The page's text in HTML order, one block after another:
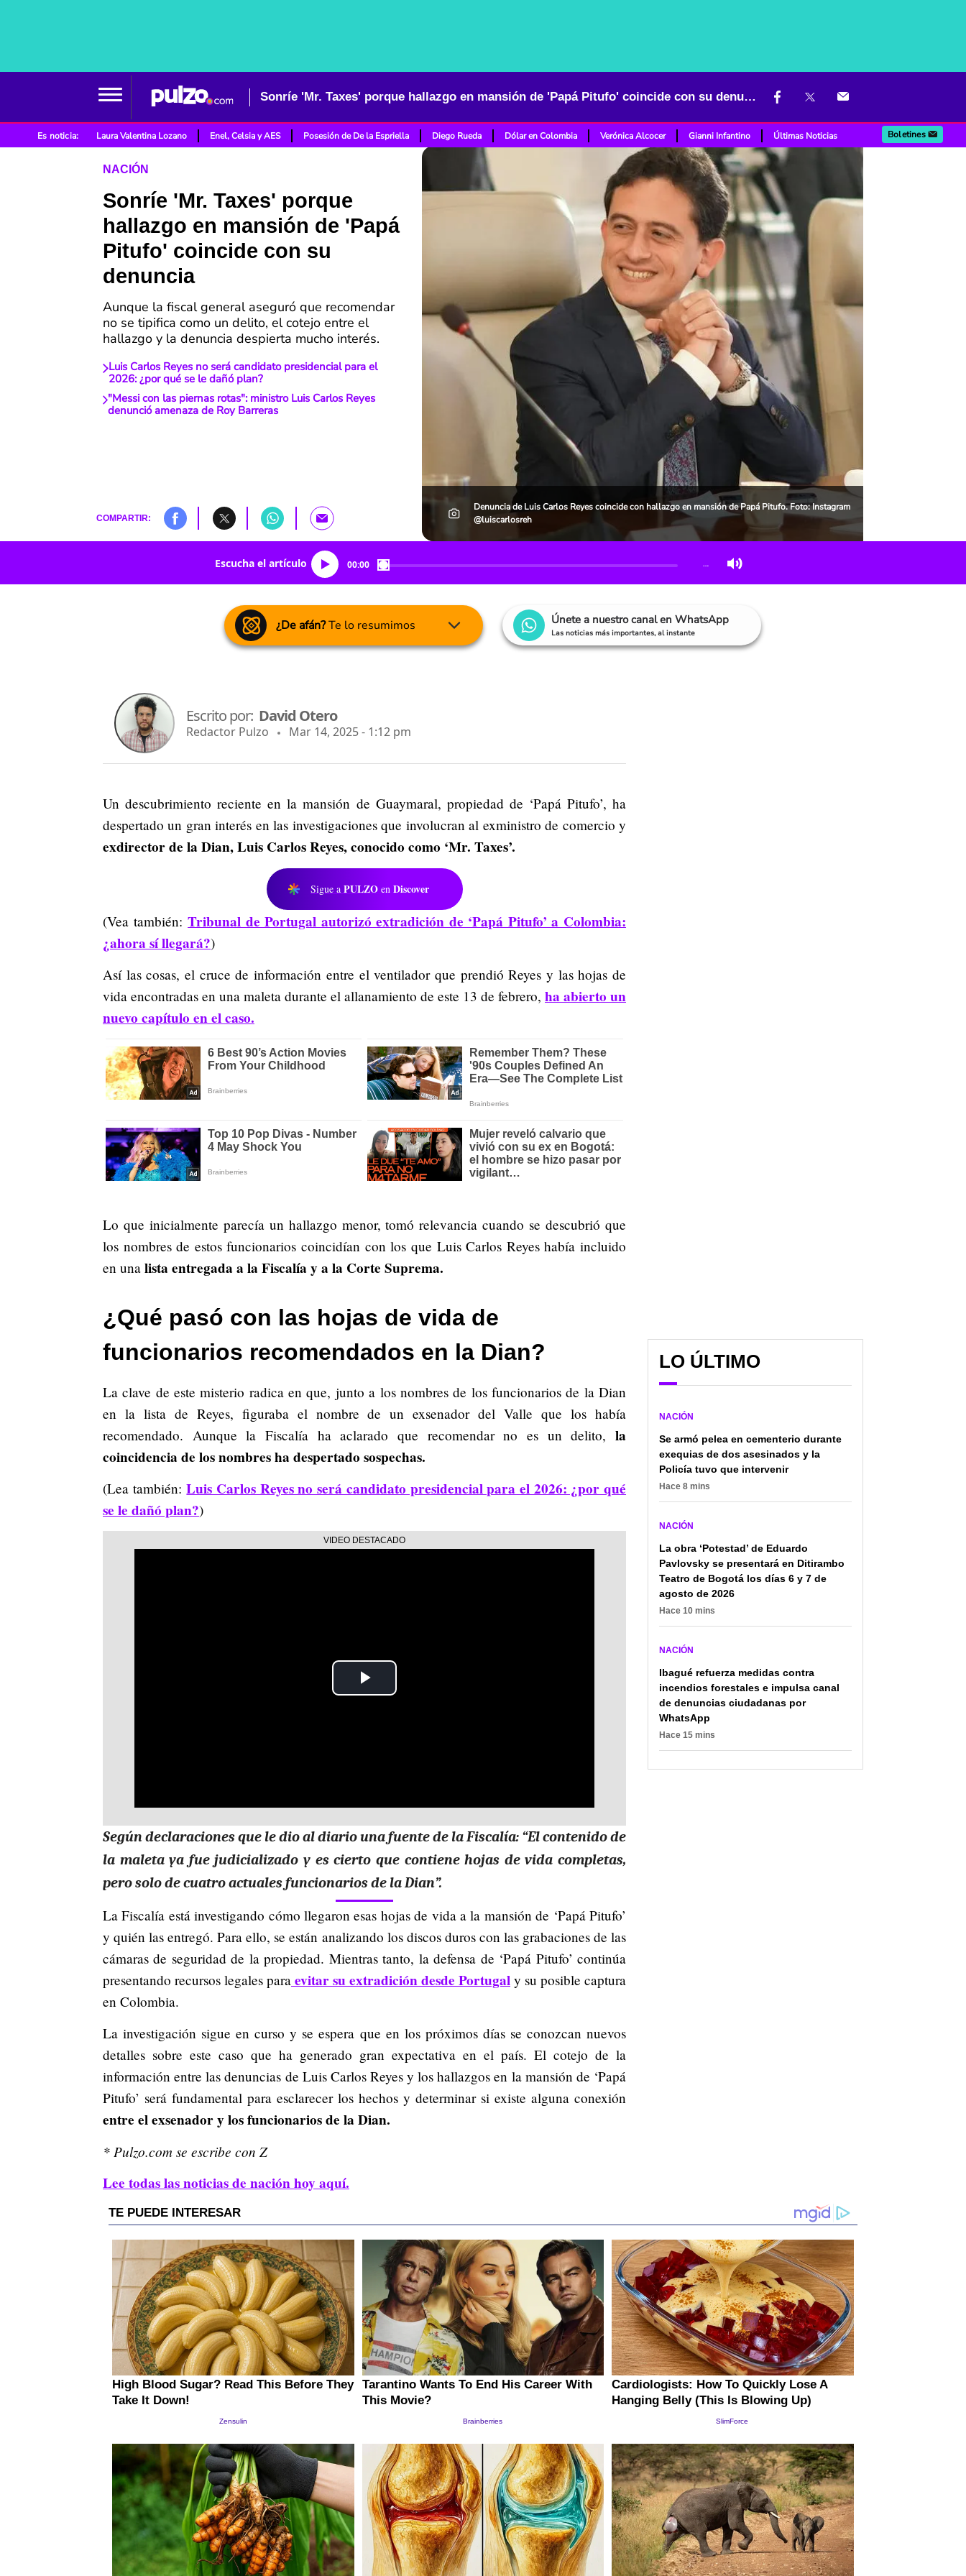
Sonríe 'Mr. Taxes' porque hallazgo en mansión de 'Papá Pitufo' coincide con su denuncia
Es noticia: Laura Valentina Lozano Enel, Celsia y AES Posesión de De la Espriella Diego Rueda Dólar en Colombia Verónica Alcocer Gianni Infantino Últimas Noticias Boletines
NACIÓN
Sonríe 'Mr. Taxes' porque
hallazgo en mansión de 'Papá
Pitufo' coincide con su
denuncia
Aunque la fiscal general aseguró que recomendar
no se tipifica como un delito, el cotejo entre el
hallazgo y la denuncia despierta mucho interés.
Luis Carlos Reyes no será candidato presidencial para el
2026: ¿por qué se le dañó plan?
"Messi con las piernas rotas": ministro Luis Carlos Reyes
denunció amenaza de Roy Barreras
COMPARTIR:
Denuncia de Luis Carlos Reyes coincide con hallazgo en mansión de Papá Pitufo. Foto: Instagram
@luiscarlosreh
Escucha el artículo 00:00 …
¿De afán?Te lo resumimos Únete a nuestro canal en WhatsApp
Las noticias más importantes, al instante
Escrito por: David Otero
Redactor Pulzo Mar 14, 2025 - 1:12 pm
Un descubrimiento reciente en la mansión de Guaymaral, propiedad de ‘Papá Pitufo’, ha
despertado un gran interés en las investigaciones que involucran al exministro de comercio y
exdirector de la Dian, Luis Carlos Reyes, conocido como ‘Mr. Taxes’.
Sigue a PULZO en Discover
(Vea también:Tribunal de Portugal autorizó extradición de ‘Papá Pitufo’ a Colombia:
¿ahora sí llegará?)
Así las cosas, el cruce de información entre el ventilador que prendió Reyes y las hojas de
vida encontradas en una maleta durante el allanamiento de este 13 de febrero, ha abierto un
nuevo capítulo en el caso.
Lo que inicialmente parecía un hallazgo menor, tomó relevancia cuando se descubrió que
los nombres de estos funcionarios coincidían con los que Luis Carlos Reyes había incluido
en una lista entregada a la Fiscalía y a la Corte Suprema.
¿Qué pasó con las hojas de vida de
funcionarios recomendados en la Dian?
La clave de este misterio radica en que, junto a los nombres de los funcionarios de la Dian
en la lista de Reyes, figuraba el nombre de un exsenador del Valle que los había
recomendado. Aunque la Fiscalía ha aclarado que recomendar no es un delito, la
coincidencia de los nombres ha despertado sospechas.
(Lea también:Luis Carlos Reyes no será candidato presidencial para el 2026: ¿por qué
se le dañó plan?)
Play
Según declaraciones que le dio al diario una fuente de la Fiscalía: “El contenido de
la maleta ya fue judicializado y es cierto que contiene hojas de vida completas,
pero solo de cuatro actuales funcionarios de la Dian”.
La Fiscalía está investigando cómo llegaron esas hojas de vida a la mansión de ‘Papá Pitufo’
y quién las entregó. Para ello, se están analizando los discos duros con las grabaciones de las
cámaras de seguridad de la propiedad. Mientras tanto, la defensa de ‘Papá Pitufo’ continúa
presentando recursos legales para evitar su extradición desde Portugal y su posible captura
en Colombia.
La investigación sigue en curso y se espera que en los próximos días se conozcan nuevos
detalles sobre este caso que ha generado gran expectativa en el país. El cotejo de la
información entre las denuncias de Luis Carlos Reyes y los hallazgos en la mansión de ‘Papá
Pitufo’ será fundamental para esclarecer los hechos y determinar si existe alguna conexión
entre el exsenador y los funcionarios de la Dian.
* Pulzo.com se escribe con Z
Lee todas las noticias de nación hoy aquí.
LO ÚLTIMO
NACIÓN
Se armó pelea en cementerio durante
exequias de dos asesinados y la
Policía tuvo que intervenir
Hace 8 mins
NACIÓN
La obra ‘Potestad’ de Eduardo
Pavlovsky se presentará en Ditirambo
Teatro de Bogotá los días 6 y 7 de
agosto de 2026
Hace 10 mins
NACIÓN
Ibagué refuerza medidas contra
incendios forestales e impulsa canal
de denuncias ciudadanas por
WhatsApp
Hace 15 mins